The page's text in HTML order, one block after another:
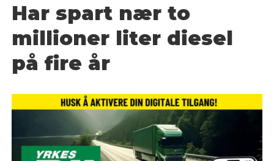
Har spart nær to
millioner liter diesel
på fire år